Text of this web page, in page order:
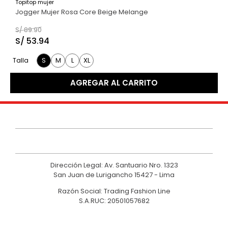
40 %
Topitop mujer
Jogger Mujer Rosa Core Beige Melange
S/89.90
S/ 53.94
Talla S M L XL
AGREGAR AL CARRITO
Dirección Legal: Av. Santuario Nro. 1323
San Juan de Lurigancho 15427 - Lima
Razón Social: Trading Fashion Line
S.A.RUC: 20501057682
casaca
10. hawk